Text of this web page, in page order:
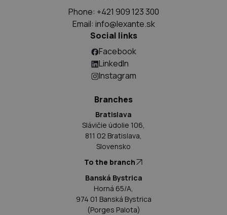
Phone: +421 909 123 300
Email: info@lexante.sk
Social links
Facebook
LinkedIn
Instagram
Branches
Bratislava
Slávičie údolie 106,
811 02 Bratislava,
Slovensko
To the branch
Banská Bystrica
Horná 65/A,
974 01 Banská Bystrica
(Porges Palota)